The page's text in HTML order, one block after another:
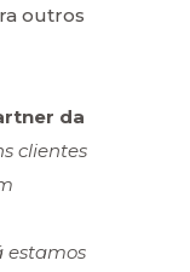
outros
da
clientes
estamos